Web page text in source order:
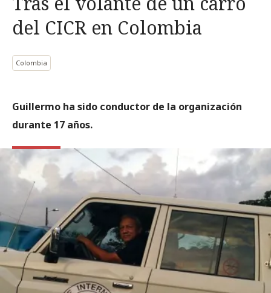
del CICR en Colombia
Colombia
Guillermo ha sido conductor de la organización
durante 17 años.